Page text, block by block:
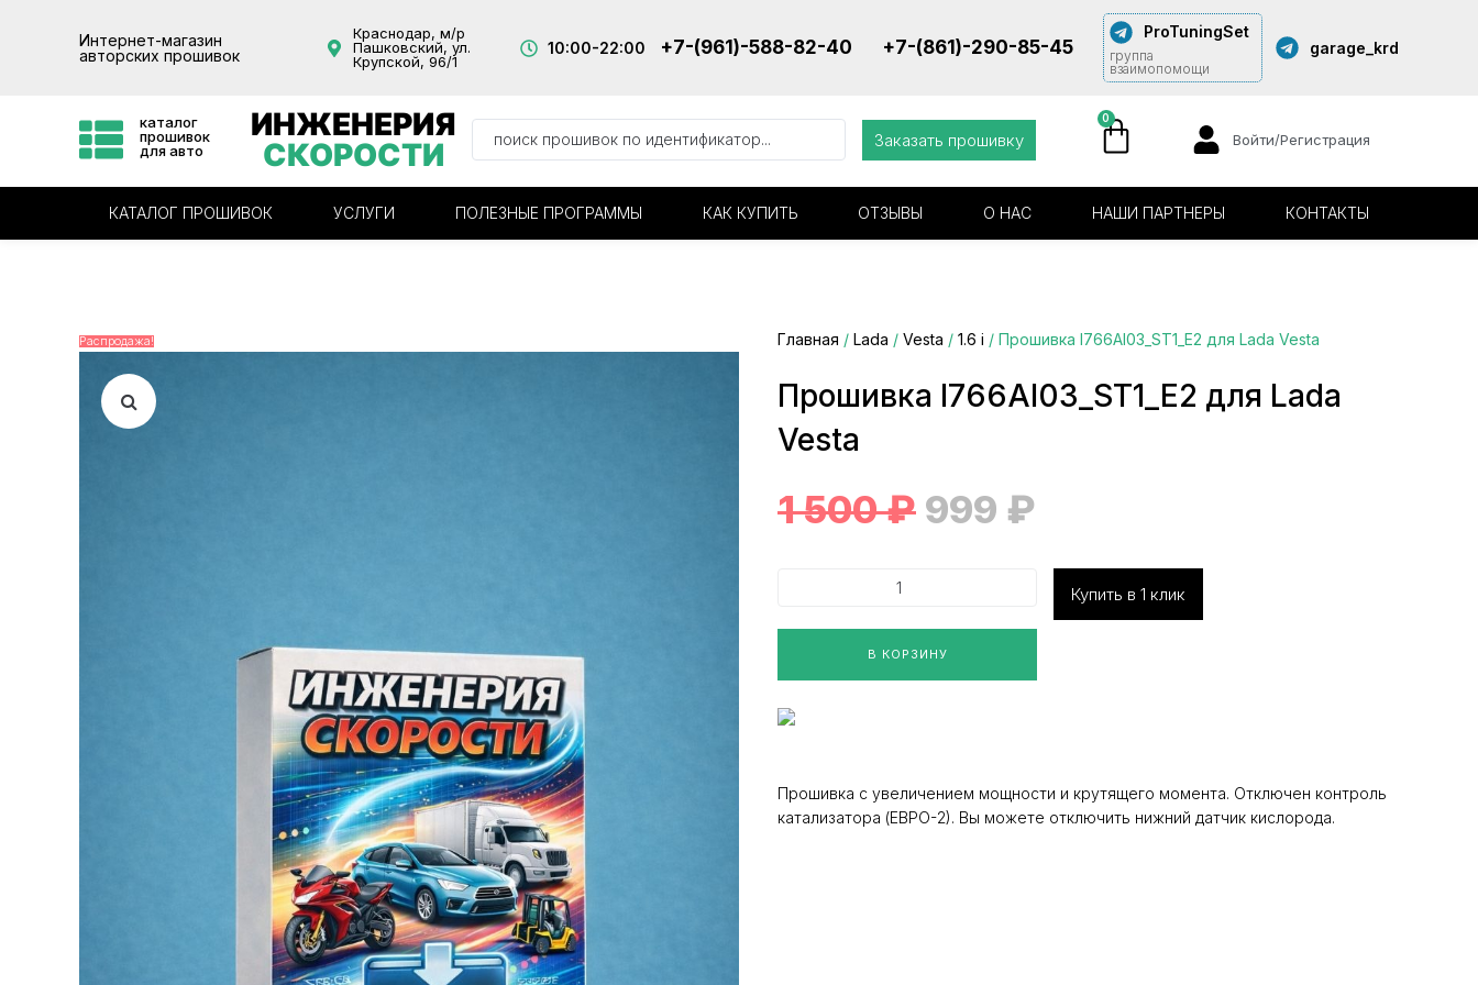
Интернет-магазин
авторских прошивок
Краснодар, м/р
Пашковский, ул.
Крупской, 96/1
10:00-22:00 +7-(961)-588-82-40 +7-(861)-290-85-45
ProTuningSet
группа
взаимопомощи
garage_krd
каталог
прошивок
для авто
ИНЖЕНЕРИЯ
СКОРОСТИ
Заказать прошивку
0
Войти/Регистрация
КАТАЛОГ ПРОШИВОК УСЛУГИ ПОЛЕЗНЫЕ ПРОГРАММЫ КАК КУПИТЬ ОТЗЫВЫ О НАС НАШИ ПАРТНЕРЫ КОНТАКТЫ
Распродажа! Главная / Lada / Vesta / 1.6 i / Прошивка I766AI03_ST1_E2 для Lada Vesta
Прошивка I766AI03_ST1_E2 для Lada
Vesta
1 500₽ 999 ₽
В КОРЗИНУ
Купить в 1 клик
Прошивка с увеличением мощности и крутящего момента. Отключен контроль
катализатора (ЕВРО-2). Вы можете отключить нижний датчик кислорода.